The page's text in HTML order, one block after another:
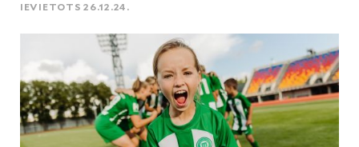
IEVIETOTS 26.12.24.